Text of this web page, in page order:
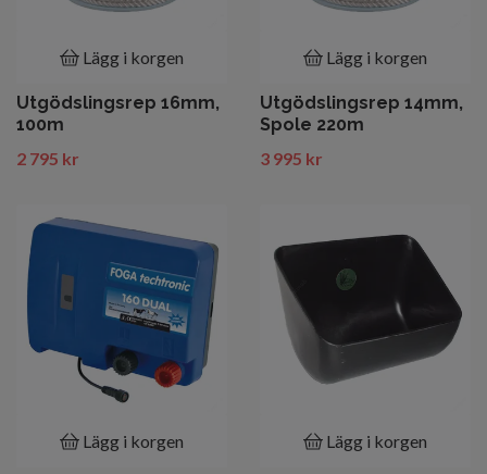
Lägg i korgen
Utgödslingsrep 16mm,
100m
2 795 kr
Lägg i korgen
Utgödslingsrep 14mm,
Spole 220m
3 995 kr
Lägg i korgen Lägg i korgen